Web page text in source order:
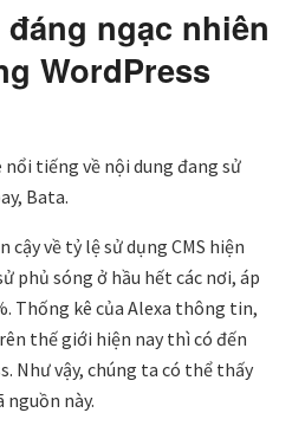
ngạc nhiên
WordPress
tiếng về nội dung đang sử
Bata.
về tỷ lệ sử dụng CMS hiện
phủ sóng ở hầu hết các nơi, áp
Thống kê của Alexa thông tin,
thế giới hiện nay thì có đến
Như vậy, chúng ta có thể thấy
này.